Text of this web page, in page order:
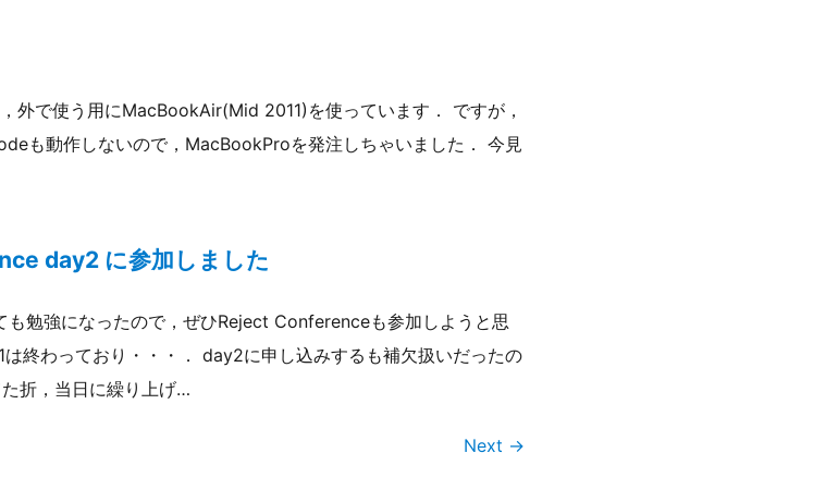
外で使う用にMacBookAir(Mid 2011)を使っています． ですが，
も動作しないので，MacBookProを発注しちゃいました． 今見
day2 に参加しました
勉強になったので，ぜひReject Conferenceも参加しようと思
終わっており・・・． day2に申し込みするも補欠扱いだったの
折，当日に繰り上げ…
Next →